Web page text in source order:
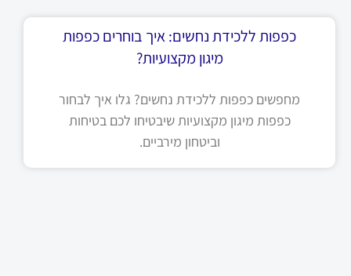
כפפות ללכידת נחשים: איך בוחרים כפפות
מיגון מקצועיות?
מחפשים כפפות ללכידת נחשים? גלו איך לבחור
כפפות מיגון מקצועיות שיבטיחו לכם בטיחות
וביטחון מירביים.